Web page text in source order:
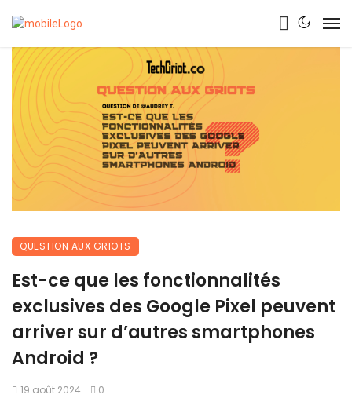
QUESTION AUX GRIOTS
Est-ce que les fonctionnalités
exclusives des Google Pixel peuvent
arriver sur d’autres smartphones
Android ?
19 août 2024 0